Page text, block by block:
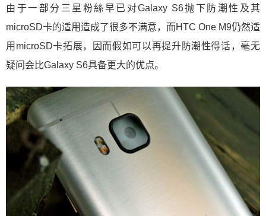
由于一部分三星粉絲早已对Galaxy S6抛下防潮性及其
microSD卡的适用造成了很多不满意，而HTC One M9仍然适
用microSD卡拓展，因而假如可以再提升防潮性得话，毫无
疑问会比Galaxy S6具备更大的优点。